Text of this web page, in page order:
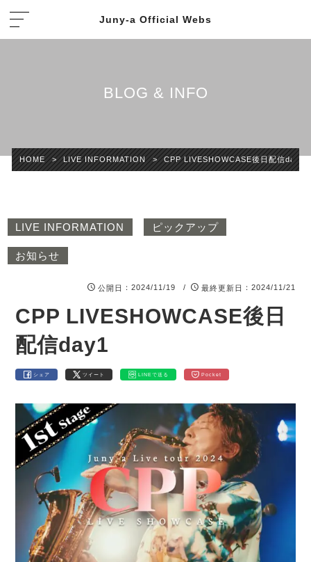
Juny-a Official Webs
BLOG & INFO
HOME > LIVE INFORMATION > CPP LIVESHOWCASE後日配信day1
LIVE INFORMATION ピックアップ
お知らせ
公開日 ：2024/11/19 / 最終更新日 ：2024/11/21
CPP LIVESHOWCASE後日
配信day1
シェア ツイート LINEで送る Pocket